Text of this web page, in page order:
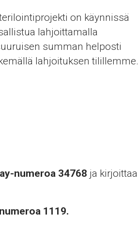
on käynnissä
lahjoittamalla
summan helposti
lahjoituksen tilillemme.
numeroa 34768 ja kirjoittaa
1119.